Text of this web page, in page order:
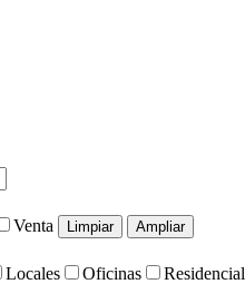
Venta Limpiar
Ampliar
Locales Oficinas Residencial